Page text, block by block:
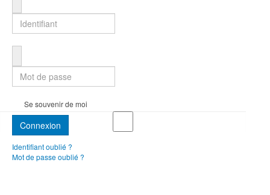
Se souvenir de moi
Connexion
Identifiant oublié ?
Mot de passe oublié ?